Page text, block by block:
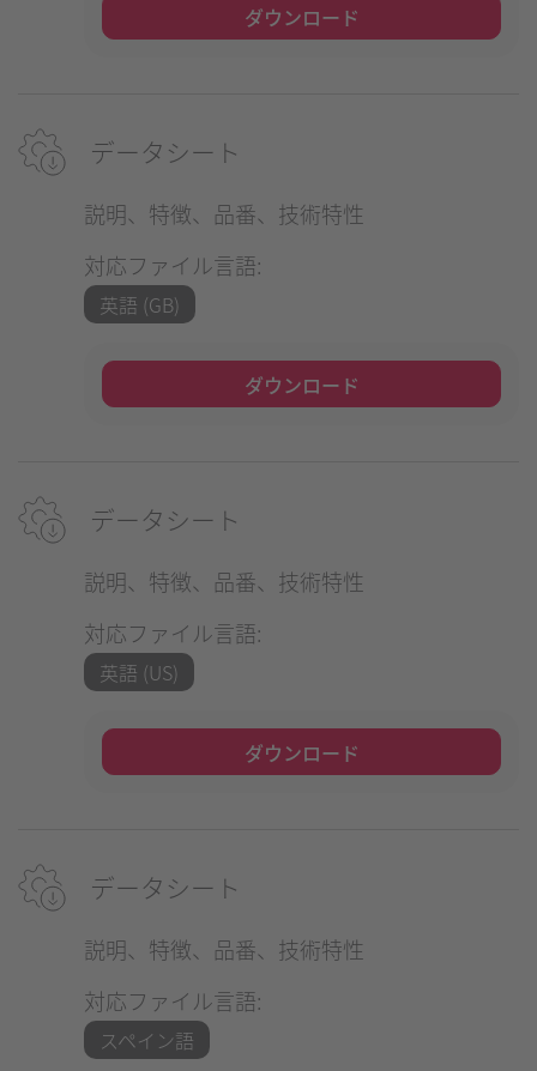
ダウンロード
データシート
説明、特徴、品番、技術特性
対応ファイル言語:
英語 (GB)
ダウンロード
データシート
説明、特徴、品番、技術特性
対応ファイル言語:
英語 (US)
ダウンロード
データシート
説明、特徴、品番、技術特性
対応ファイル言語:
スペイン語